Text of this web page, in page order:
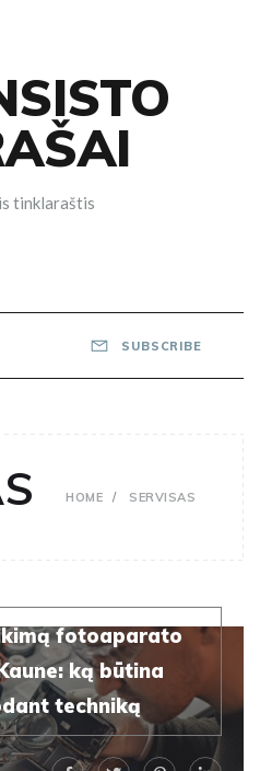
tinklaraštis
SUBSCRIBE
HOME SERVISAS
fotoaparato
ką būtina
techniką